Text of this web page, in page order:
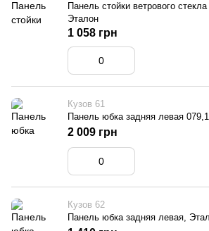
Панель стойки ветрового
Эталон
1 058 грн
Кузов 61
Панель юбка задняя левая
2 009 грн
Кузов 62
Панель юбка задняя левая,